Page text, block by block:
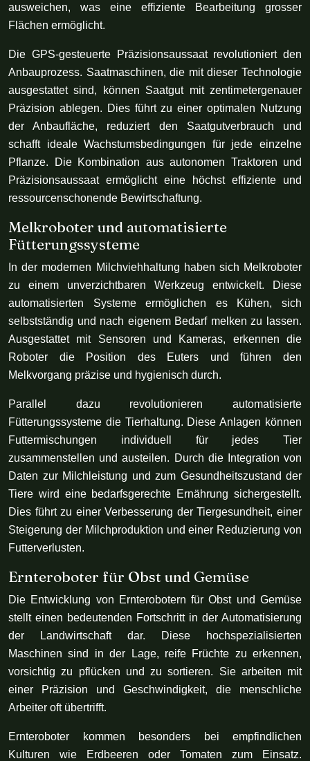
ausweichen, was eine effiziente Bearbeitung grosser
Flächen ermöglicht.
Die GPS-gesteuerte Präzisionsaussaat revolutioniert den
Anbauprozess. Saatmaschinen, die mit dieser Technologie
ausgestattet sind, können Saatgut mit zentimetergenauer
Präzision ablegen. Dies führt zu einer optimalen Nutzung
der Anbaufläche, reduziert den Saatgutverbrauch und
schafft ideale Wachstumsbedingungen für jede einzelne
Pflanze. Die Kombination aus autonomen Traktoren und
Präzisionsaussaat ermöglicht eine höchst effiziente und
ressourcenschonende Bewirtschaftung.
Melkroboter und automatisierte
Fütterungssysteme
In der modernen Milchviehhaltung haben sich Melkroboter
zu einem unverzichtbaren Werkzeug entwickelt. Diese
automatisierten Systeme ermöglichen es Kühen, sich
selbstständig und nach eigenem Bedarf melken zu lassen.
Ausgestattet mit Sensoren und Kameras, erkennen die
Roboter die Position des Euters und führen den
Melkvorgang präzise und hygienisch durch.
Parallel dazu revolutionieren automatisierte
Fütterungssysteme die Tierhaltung. Diese Anlagen können
Futtermischungen individuell für jedes Tier
zusammenstellen und austeilen. Durch die Integration von
Daten zur Milchleistung und zum Gesundheitszustand der
Tiere wird eine bedarfsgerechte Ernährung sichergestellt.
Dies führt zu einer Verbesserung der Tiergesundheit, einer
Steigerung der Milchproduktion und einer Reduzierung von
Futterverlusten.
Ernteroboter für Obst und Gemüse
Die Entwicklung von Ernterobotern für Obst und Gemüse
stellt einen bedeutenden Fortschritt in der Automatisierung
der Landwirtschaft dar. Diese hochspezialisierten
Maschinen sind in der Lage, reife Früchte zu erkennen,
vorsichtig zu pflücken und zu sortieren. Sie arbeiten mit
einer Präzision und Geschwindigkeit, die menschliche
Arbeiter oft übertrifft.
Ernteroboter kommen besonders bei empfindlichen
Kulturen wie Erdbeeren oder Tomaten zum Einsatz.